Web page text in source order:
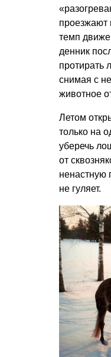
проезжают
темп
денник
протирать
снимая с
животное
Летом
только на
уберечь
от
ненастную
не гуляет.